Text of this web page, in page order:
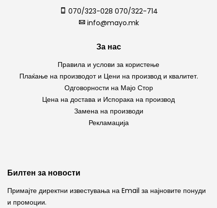
070/323-028 070/322-714
info@mayo.mk
За нас
Правила и услови за користење
Плаќање на производот и Цени на производ и квалитет.
Одговорности на Мајо Стор
Цена на достава и Испорака на производ
Замена на производи
Рекламација
Билтен за новости
Примајте директни известувања на Email за најновите понуди
и промоции.